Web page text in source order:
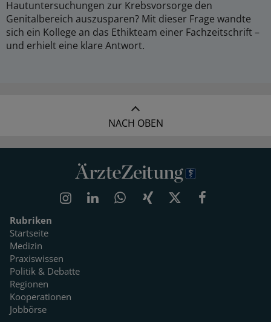
Hautuntersuchungen zur Krebsvorsorge den
Genitalbereich auszusparen? Mit dieser Frage wandte
sich ein Kollege an das Ethikteam einer Fachzeitschrift –
und erhielt eine klare Antwort.
NACH OBEN
Rubriken
Startseite
Medizin
Praxiswissen
Politik & Debatte
Regionen
Kooperationen
Jobbörse